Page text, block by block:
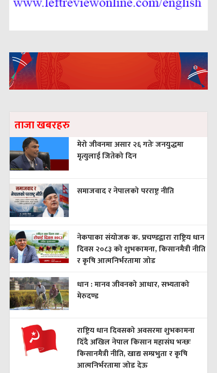
ताजा खबरहरु
मेरो जीवनमा असार २६ गतेः जनयुद्धमा
मृत्युलाई जितेको दिन
समाजवाद र नेपालको परराष्ट्र नीति
नेकपाका संयोजक क. प्रचण्डद्वारा राष्ट्रिय धान
दिवस २०८३ को शुभकामना, किसानमैत्री नीति
र कृषि आत्मनिर्भरतामा जोड
धान : मानव जीवनको आधार, सभ्यताको
मेरुदण्ड
राष्ट्रिय धान दिवसको अवसरमा शुभकामना
दिँदै अखिल नेपाल किसान महासंघ भन्छः
किसानमैत्री नीति, खाद्य सम्प्रभुता र कृषि
आत्मनिर्भरतामा जोड देऊ